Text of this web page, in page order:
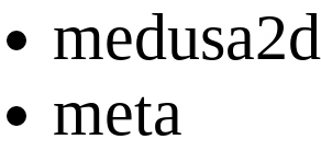
medusa2d
meta